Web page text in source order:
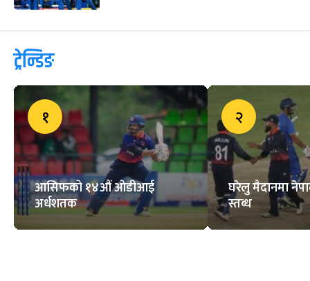
ट्रेन्डिङ
१
आसिफको १४औं ओडीआई
अर्धशतक
२
घरेलु मैदानमा
स्तब्ध